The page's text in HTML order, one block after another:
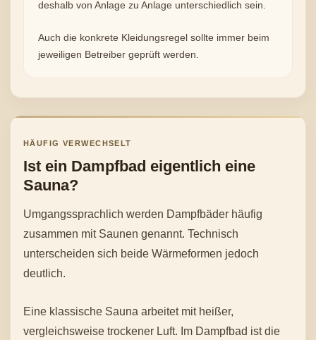
deshalb von Anlage zu Anlage unterschiedlich sein.
Auch die konkrete Kleidungsregel sollte immer beim
jeweiligen Betreiber geprüft werden.
HÄUFIG VERWECHSELT
Ist ein Dampfbad eigentlich eine
Sauna?
Umgangssprachlich werden Dampfbäder häufig
zusammen mit Saunen genannt. Technisch
unterscheiden sich beide Wärmeformen jedoch
deutlich.
Eine klassische Sauna arbeitet mit heißer,
vergleichsweise trockener Luft. Im Dampfbad ist die